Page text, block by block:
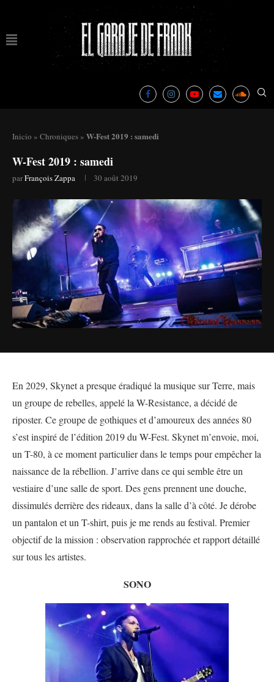
Inicio » Chroniques » W-Fest 2019 : samedi
W-Fest 2019 : samedi
parFrançois Zappa 30 août 2019
En 2029, Skynet a presque éradiqué la musique sur Terre, mais
un groupe de rebelles, appelé la W-Resistance, a décidé de
riposter. Ce groupe de gothiques et d’amoureux des années 80
s’est inspiré de l’édition 2019 du W-Fest. Skynet m’envoie, moi,
un T-80, à ce moment particulier dans le temps pour empêcher la
naissance de la rébellion. J’arrive dans ce qui semble être un
vestiaire d’une salle de sport. Des gens prennent une douche,
dissimulés derrière des rideaux, dans la salle d’à côté. Je dérobe
un pantalon et un T-shirt, puis je me rends au festival. Premier
objectif de la mission : observation rapprochée et rapport détaillé
sur tous les artistes.
SONO